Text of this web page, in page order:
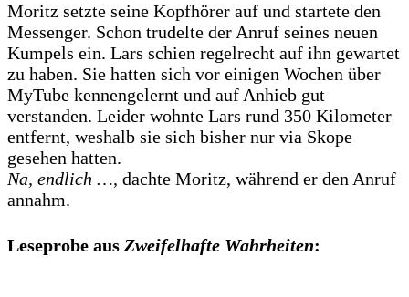
Moritz setzte seine Kopfhörer auf und startete den
Messenger. Schon trudelte der Anruf seines neuen
Kumpels ein. Lars schien regelrecht auf ihn gewartet
zu haben. Sie hatten sich vor einigen Wochen über
MyTube kennengelernt und auf Anhieb gut
verstanden. Leider wohnte Lars rund 350 Kilometer
entfernt, weshalb sie sich bisher nur via Skope
gesehen hatten.
Na, endlich …, dachte Moritz, während er den Anruf
annahm.
Leseprobe aus Zweifelhafte Wahrheiten: